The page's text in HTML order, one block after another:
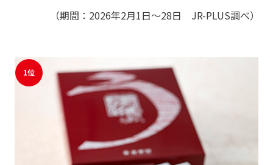
お問い合わせ・FAQ
駅ナカみやげやこだわりの鉄道グッズ、オンライン限定商品な
楽天市場
（期間：2026年2月1日～28日 JR-PLUS調べ）
1位